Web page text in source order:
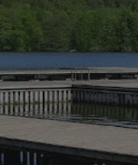
Opis
Ten plik cookie
Ten plik cookie
Ten plik cookie
56
Ten plik cookie
Jest to korzystne
umożliwia
korzystania z jej